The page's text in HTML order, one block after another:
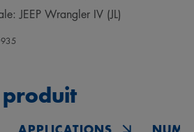
JEEP Wrangler IV (JL)